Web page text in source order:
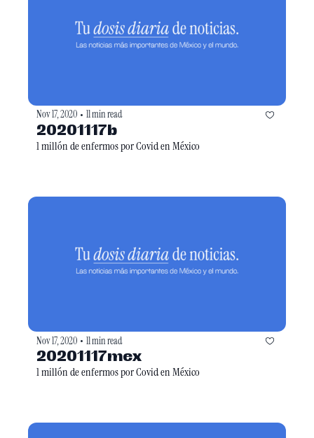
Nov 17, 2020 • 11 min read
20201117b
Nov 17, 2020 • 11 min read
20201117mex